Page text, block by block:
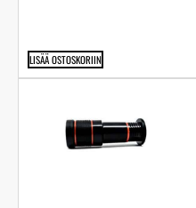
LISÄÄ OSTOSKORIIN